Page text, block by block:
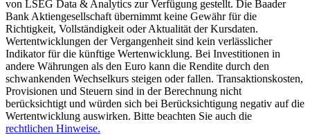
von LSEG Data & Analytics zur Verfügung gestellt. Die Baader
Bank Aktiengesellschaft übernimmt keine Gewähr für die
Richtigkeit, Vollständigkeit oder Aktualität der Kursdaten.
Wertentwicklungen der Vergangenheit sind kein verlässlicher
Indikator für die künftige Wertenwicklung. Bei Investitionen in
andere Währungen als den Euro kann die Rendite durch den
schwankenden Wechselkurs steigen oder fallen. Transaktionskosten,
Provisionen und Steuern sind in der Berechnung nicht
berücksichtigt und würden sich bei Berücksichtigung negativ auf die
Wertentwicklung auswirken. Bitte beachten Sie auch die
rechtlichen Hinweise.